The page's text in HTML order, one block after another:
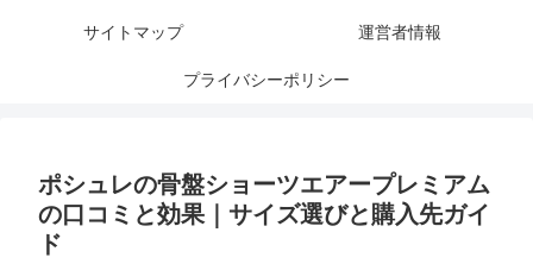
サイトマップ 運営者情報
プライバシーポリシー
ポシュレの骨盤ショーツエアープレミアム
の口コミと効果｜サイズ選びと購入先ガイ
ド